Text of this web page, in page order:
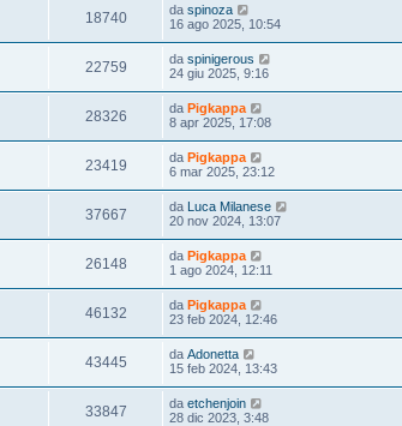
18740 da spinoza
16 ago 2025, 10:54
22759 da spinigerous
24 giu 2025, 9:16
28326 da Pigkappa
8 apr 2025, 17:08
23419 da Pigkappa
6 mar 2025, 23:12
37667 da Luca Milanese
20 nov 2024, 13:07
26148 da Pigkappa
1 ago 2024, 12:11
46132 da Pigkappa
23 feb 2024, 12:46
43445 da Adonetta
15 feb 2024, 13:43
33847 da etchenjoin
28 dic 2023, 3:48